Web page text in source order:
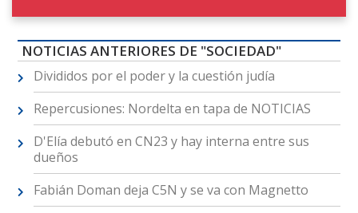
NOTICIAS ANTERIORES DE "SOCIEDAD"
Divididos por el poder y la cuestión judía
Repercusiones: Nordelta en tapa de NOTICIAS
D'Elía debutó en CN23 y hay interna entre sus
dueños
Fabián Doman deja C5N y se va con Magnetto